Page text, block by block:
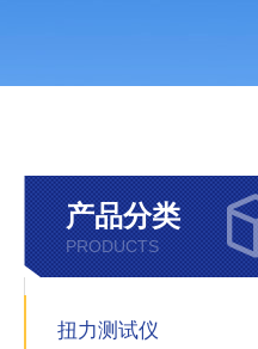
产品分类
PRODUCTS
扭力测试仪